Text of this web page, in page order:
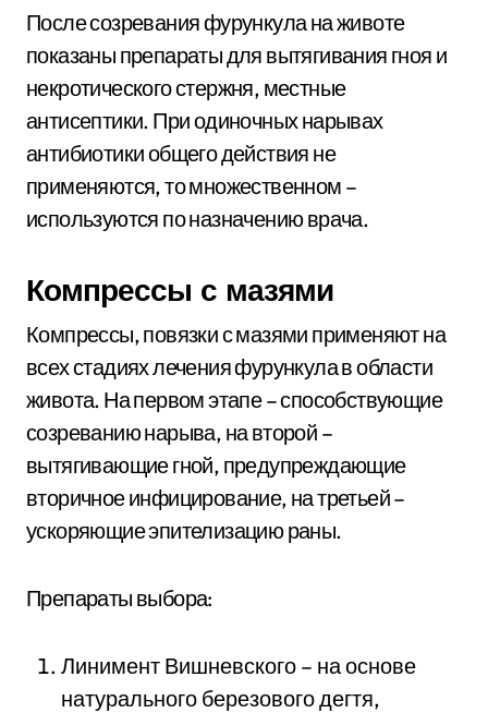
После созревания фурункула на животе
показаны препараты для вытягивания гноя и
некротического стержня, местные
антисептики. При одиночных нарывах
антибиотики общего действия не
применяются, то множественном –
используются по назначению врача.
Компрессы с мазями
Компрессы, повязки с мазями применяют на
всех стадиях лечения фурункула в области
живота. На первом этапе – способствующие
созреванию нарыва, на второй –
вытягивающие гной, предупреждающие
вторичное инфицирование, на третьей –
ускоряющие эпителизацию раны.
Препараты выбора:
Линимент Вишневского – на основе
натурального березового дегтя,